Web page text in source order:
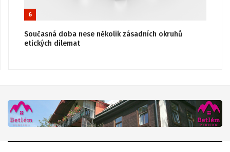
6
Současná doba nese několik zásadních okruhů
etických dilemat